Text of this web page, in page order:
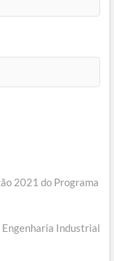
2021 do Programa
Industrial